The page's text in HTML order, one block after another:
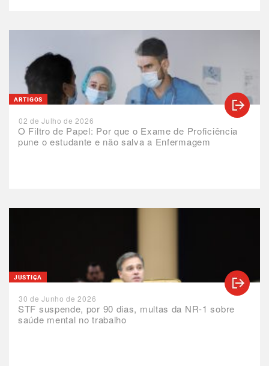
O Filtro de Papel: Por que o Exame de Proficiência
pune o estudante e não salva a Enfermagem
ARTIGOS
02 de Julho de 2026
STF suspende, por 90 dias, multas da NR-1 sobre
saúde mental no trabalho
JUSTIÇA
30 de Junho de 2026